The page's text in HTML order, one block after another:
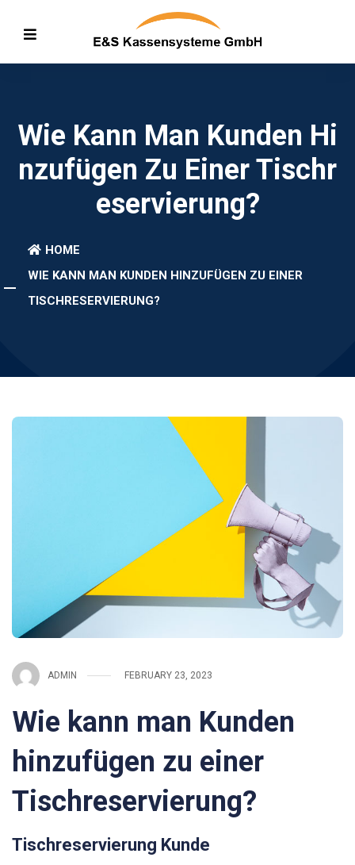
Wie Kann Man Kunden Hi
Nzufügen Zu Einer Tischr
Eservierung?
HOME
WIE KANN MAN KUNDEN HINZUFÜGEN ZU EINER
TISCHRESERVIERUNG?
ADMIN FEBRUARY 23, 2023
Wie kann man Kunden
hinzufügen zu einer
Tischreservierung?
Tischreservierung Kunde